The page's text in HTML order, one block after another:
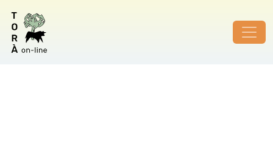
ID de foto no vàlid